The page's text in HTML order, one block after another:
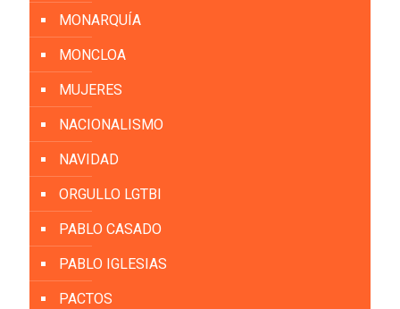
MONARQUÍA
MONCLOA
MUJERES
NACIONALISMO
NAVIDAD
ORGULLO LGTBI
PABLO CASADO
PABLO IGLESIAS
PACTOS